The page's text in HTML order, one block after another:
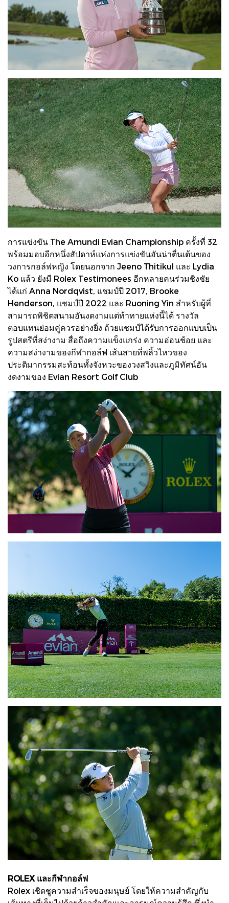
การแข่งขัน The Amundi Evian Championship ครั้งที่ 32
พร้อมมอบอีกหนึ่งสัปดาห์แห่งการแข่งขันอันน่าตื่นเต้นของ
วงการกอล์ฟหญิง โดยนอกจาก Jeeno Thitikul และ Lydia
Ko แล้ว ยังมี Rolex Testimonees อีกหลายคนร่วมชิงชัย
ได้แก่ Anna Nordqvist, แชมป์ปี 2017, Brooke
Henderson, แชมป์ปี 2022 และ Ruoning Yin สำหรับผู้ที่
สามารถพิชิตสนามอันงดงามแต่ท้าทายแห่งนี้ได้ รางวัล
ตอบแทนย่อมคู่ควรอย่างยิ่ง ถ้วยแชมป์ได้รับการออกแบบเป็น
รูปสตรีที่สง่างาม สื่อถึงความแข็งแกร่ง ความอ่อนช้อย และ
ความสง่างามของกีฬากอล์ฟ เส้นสายที่พลิ้วไหวของ
ประติมากรรมสะท้อนทั้งจังหวะของวงสวิงและภูมิทัศน์อัน
งดงามของ Evian Resort Golf Club
ROLEX และกีฬากอล์ฟ
Rolex เชิดชูความสำเร็จของมนุษย์ โดยให้ความสำคัญกับ